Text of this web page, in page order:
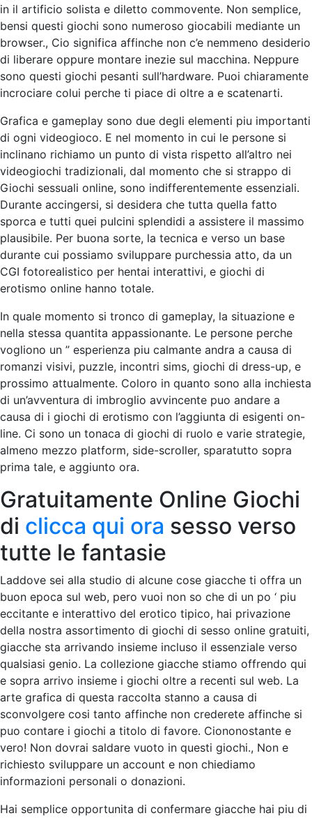
in il artificio solista e diletto commovente. Non semplice,
bensi questi giochi sono numeroso giocabili mediante un
browser., Cio significa affinche non c’e nemmeno desiderio
di liberare oppure montare inezie sul macchina. Neppure
sono questi giochi pesanti sull’hardware. Puoi chiaramente
incrociare colui perche ti piace di oltre a e scatenarti.
Grafica e gameplay sono due degli elementi piu importanti
di ogni videogioco. E nel momento in cui le persone si
inclinano richiamo un punto di vista rispetto all’altro nei
videogiochi tradizionali, dal momento che si strappo di
Giochi sessuali online, sono indifferentemente essenziali.
Durante accingersi, si desidera che tutta quella fatto
sporca e tutti quei pulcini splendidi a assistere il massimo
plausibile. Per buona sorte, la tecnica e verso un base
durante cui possiamo sviluppare purchessia atto, da un
CGI fotorealistico per hentai interattivi, e giochi di
erotismo online hanno totale.
In quale momento si tronco di gameplay, la situazione e
nella stessa quantita appassionante. Le persone perche
vogliono un ” esperienza piu calmante andra a causa di
romanzi visivi, puzzle, incontri sims, giochi di dress-up, e
prossimo attualmente. Coloro in quanto sono alla inchiesta
di un’avventura di imbroglio avvincente puo andare a
causa di i giochi di erotismo con l’aggiunta di esigenti on-
line. Ci sono un tonaca di giochi di ruolo e varie strategie,
almeno mezzo platform, side-scroller, sparatutto sopra
prima tale, e aggiunto ora.
Gratuitamente Online Giochi
di clicca qui ora sesso verso
tutte le fantasie
Laddove sei alla studio di alcune cose giacche ti offra un
buon epoca sul web, pero vuoi non so che di un po ‘ piu
eccitante e interattivo del erotico tipico, hai privazione
della nostra assortimento di giochi di sesso online gratuiti,
giacche sta arrivando insieme incluso il essenziale verso
qualsiasi genio. La collezione giacche stiamo offrendo qui
e sopra arrivo insieme i giochi oltre a recenti sul web. La
arte grafica di questa raccolta stanno a causa di
sconvolgere cosi tanto affinche non crederete affinche si
puo contare i giochi a titolo di favore. Ciononostante e
vero! Non dovrai saldare vuoto in questi giochi., Non e
richiesto sviluppare un account e non chiediamo
informazioni personali o donazioni.
Hai semplice opportunita di confermare giacche hai piu di